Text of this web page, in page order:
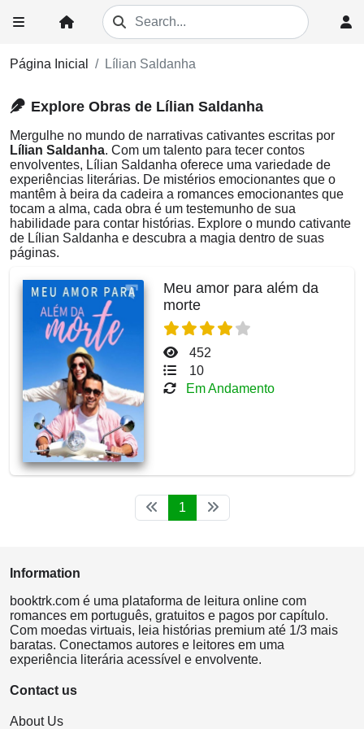
Página Inicial Lílian Saldanha
Explore Obras de Lílian Saldanha
Mergulhe no mundo de narrativas cativantes escritas por
Lílian Saldanha. Com um talento para tecer contos
envolventes, Lílian Saldanha oferece uma variedade de
experiências literárias. De mistérios emocionantes que o
mantêm à beira da cadeira a romances emocionantes que
tocam a alma, cada obra é um testemunho de sua
habilidade para contar histórias. Explore o mundo cativante
de Lílian Saldanha e descubra a magia dentro de suas
páginas.
Meu amor para além da
morte
452
10
Em Andamento
1
Information
booktrk.com é uma plataforma de leitura online com
romances em português, gratuitos e pagos por capítulo.
Com moedas virtuais, leia histórias premium até 1/3 mais
baratas. Conectamos autores e leitores em uma
experiência literária acessível e envolvente.
Contact us
About Us